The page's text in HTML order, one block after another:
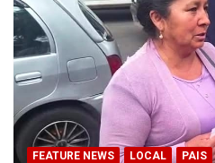
FEATURE NEWS LOCAL PAIS